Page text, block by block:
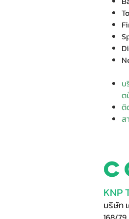
บ
ต
ติ
ส
KNP
บริษัท